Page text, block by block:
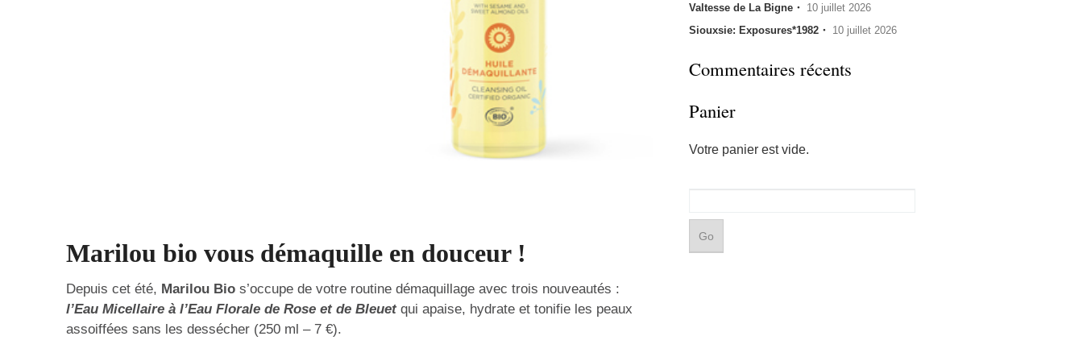
Marilou bio vous démaquille en douceur !
Depuis cet été, Marilou Bio s’occupe de votre routine démaquillage avec trois nouveautés :
l’Eau Micellaire à l’Eau Florale de Rose et de Bleuetqui apaise, hydrate et tonifie les peaux
assoiffées sans les dessécher (250 ml – 7 €).
Valtesse de La Bigne・ 10 juillet 2026
Siouxsie: Exposures*1982・ 10 juillet 2026
Commentaires récents
Panier
Votre panier est vide.